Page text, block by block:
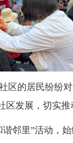
区的居民纷纷
发展，切实推
邻里”活动，